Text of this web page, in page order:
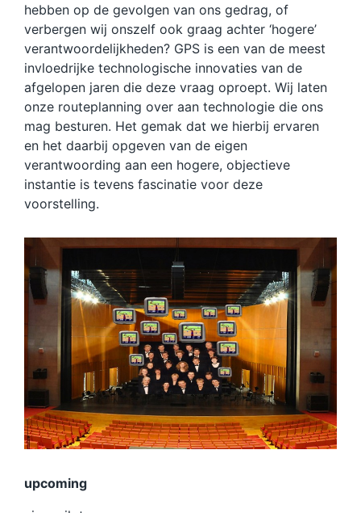
hebben op de gevolgen van ons gedrag, of
verbergen wij onszelf ook graag achter ‘hogere’
verantwoordelijkheden? GPS is een van de meest
invloedrijke technologische innovaties van de
afgelopen jaren die deze vraag oproept. Wij laten
onze routeplanning over aan technologie die ons
mag besturen. Het gemak dat we hierbij ervaren
en het daarbij opgeven van de eigen
verantwoording aan een hogere, objectieve
instantie is tevens fascinatie voor deze
voorstelling.
upcoming